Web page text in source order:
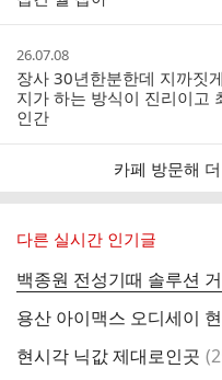
시
간
작
성
시
간
26.07.08
장사 30년한분한데 지까짓
지가 하는 방식이 진리이고
인간
카페 방문해
다른 실시간 인기글
백종원 전성기때 솔루션
용산 아이맥스 오디세이
현시각 닉값 제대로인곳 댓
(